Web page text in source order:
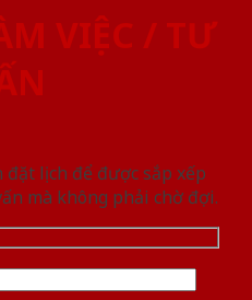
VIỆC / TƯ
lịch để được sắp xếp
mà không phải chờ đợi.